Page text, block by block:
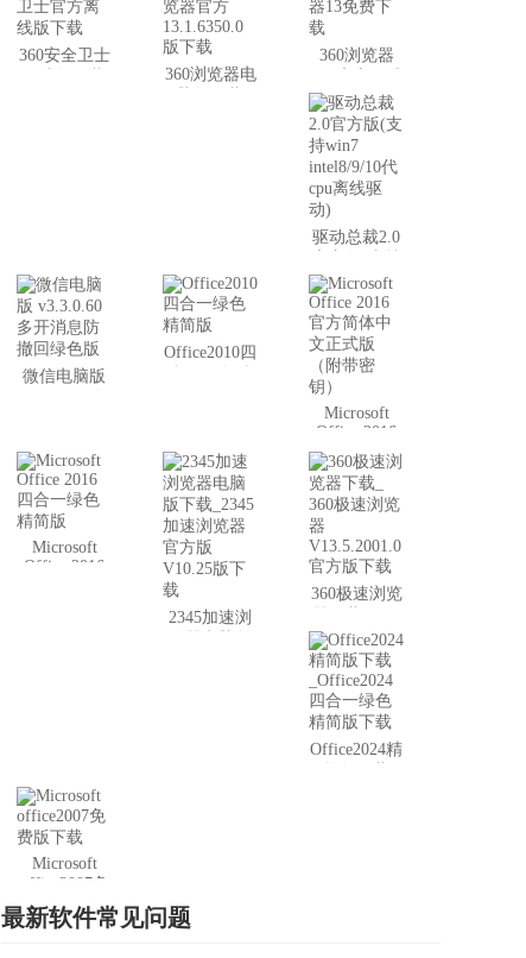
360安全卫士
360浏览器电
360浏览器
版_360浏览
器13免费下
载
驱动总裁2.0
win7
intel8/9/10代
cpu离线驱
动)
微信电脑版
Office2010四
Microsoft
Office 2016
官方简体中
文正式版
（附带密
钥）
Microsoft
Office 2016
2345加速浏
360极速浏览
极速浏览器
V13.5.2001.0
官方版下载
Office2024精
Microsoft
office2007免
费版下载
最新软件常见问题